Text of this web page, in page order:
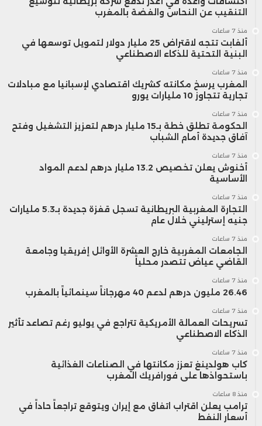
التنقيب عن النحاس والفضة بالمغرب
منذ 7 ساعات
ألفابت تتجه لاقتراض 25 مليار دولار لتمويل توسعها في
البنية التحتية للذكاء الاصطناعي
منذ 7 ساعات
المغرب يرسخ مكانته كشريك اقتصادي لإسبانيا مع مبادلات
تجارية تتجاوز 10 مليارات يورو
منذ 7 ساعات
الحكومة تطلق خطة بـ15 مليار درهم لتعزيز التشغيل وفتح
آفاق جديدة أمام الشباب
منذ 7 ساعات
أخنوش يعلن تخصيص 13.2 مليار درهم لدعم المواد
الأساسية
منذ 7 ساعات
التجارة المغربية البريطانية تسجل قفزة جديدة بـ5.3 مليارات
جنيه إسترليني خلال عام
منذ 7 ساعات
الجامعات المغربية خارج العشرة الأوائل إفريقيا وجامعة
القاضي عياض تتصدر محلياً
منذ 7 ساعات
26.46 مليون درهم لدعم 40 مهرجاناً سينمائياً بالمغرب
منذ 7 ساعات
تسريحات العمالة الأمريكية تتراجع في يوليو رغم تصاعد تأثير
الذكاء الاصطناعي
منذ 7 ساعات
كاب هولدينغ تعزز مكانتها في الصناعات الغذائية
باستحواذها على فورافريك المغرب
منذ 8 ساعات
ترامب يعلن اقتراب اتفاق مع إيران ويتوقع تراجعاً حاداً في
أسعار النفط